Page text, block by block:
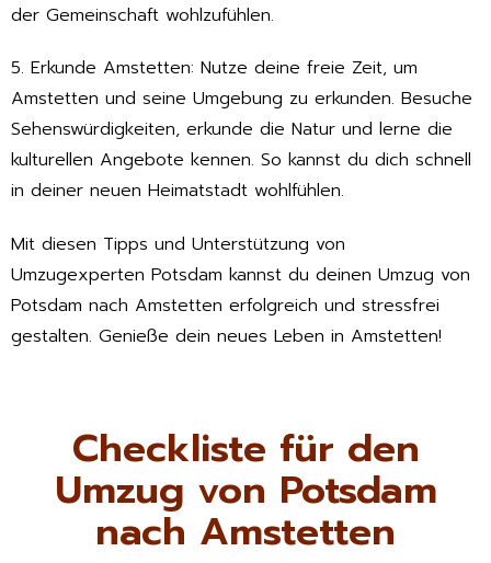
der Gemeinschaft wohlzufühlen.
5. Erkunde Amstetten: Nutze deine freie Zeit, um
Amstetten und seine Umgebung zu erkunden. Besuche
Sehenswürdigkeiten, erkunde die Natur und lerne die
kulturellen Angebote kennen. So kannst du dich schnell
in deiner neuen Heimatstadt wohlfühlen.
Mit diesen Tipps und Unterstützung von
Umzugexperten Potsdam kannst du deinen Umzug von
Potsdam nach Amstetten erfolgreich und stressfrei
gestalten. Genieße dein neues Leben in Amstetten!
Checkliste für den
Umzug von Potsdam
nach Amstetten